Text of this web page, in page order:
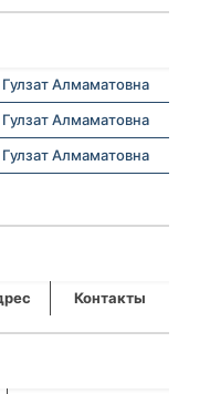
Алмаматовна
Алмаматовна
Алмаматовна
Контакты